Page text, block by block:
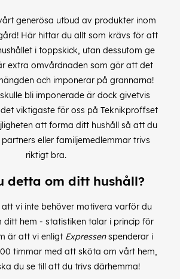
generösa utbud av produkter inom
Här hittar du allt som krävs för att
i toppskick, utan dessutom ge
extra omvårdnaden som gör att det
och imponerar på grannarna!
bli imponerade är dock givetvis
viktigaste för oss på Teknikproffset
att forma ditt hushåll så att du
eller familjemedlemmar trivs
riktigt bra.
detta om ditt hushåll?
vi inte behöver motivera varför du
ditt hem - statistiken talar i princip för
är att vi enligt Expressenspenderar i
timmar med att sköta om vårt hem,
du se till att du trivs därhemma!